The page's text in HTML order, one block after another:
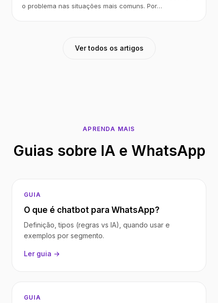
o problema nas situações mais comuns. Por…
Ver todos os artigos
APRENDA MAIS
Guias sobre IA e WhatsApp
GUIA
O que é chatbot para WhatsApp?
Definição, tipos (regras vs IA), quando usar e
exemplos por segmento.
Ler guia →
GUIA